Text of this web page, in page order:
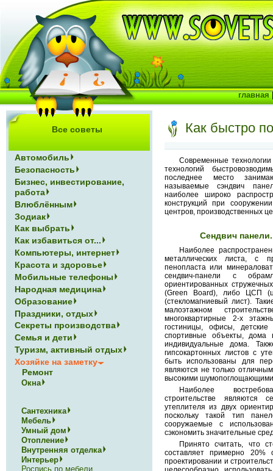
Как быстро
Современные
технологий
последнее место
называемые сэндвич
наиболее широко
конструкций при
центров, производственных
Сендвич
Наиболее
металлических листа, с
пенопласта или
сендвич-панели с
ориентированных
(Green Board), либо ЦСП
(стекломагниевый лист).
малоэтажном
многоквартирные 2-х
гостиницы, офисы, детские
спортивные объекты, дома
индивидуальные дома.
гипсокартонных листов с
быть использованы для
являются не только
высокими шумопоглощающими
Наиболее
строительстве являются
утеплителя из двух
поскольку такой тип
сооружаемые с
сэкономить значительные
Принято считать, что
составляет примерно
проектировании и
Все советы
Автомобиль
Безопасность
Бизнес, инвестирование,
работа
Влюблённым
Зодиак
Как выбрать
Как избавиться от...
Компьютеры, интернет
Красота и здоровье
Мобильные телефоны
Народная медицина
Образование
Праздники, отдых
Секреты производства
Семья и дети
Туризм, активный отдых
Хозяйке на заметку
Ремонт
Окна
Сантехника
Мебель
Умный дом
Отопление
Внутренняя отделка
Интерьер
Роспись по мебели
главная